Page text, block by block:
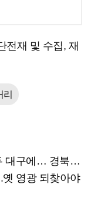
전재 및 수집, 재
리
골든타임 사각지대
영광 되찾아야